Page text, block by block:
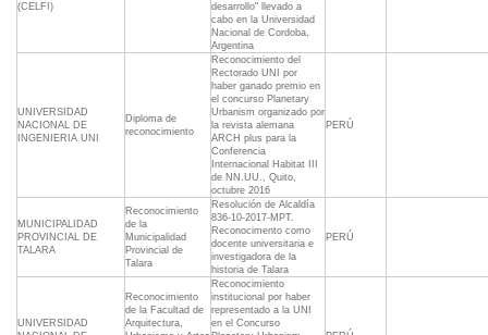
(CELFI)
desarrollo" llevado a
cabo en la Universidad
Nacional de Cordoba,
Argentina
UNIVERSIDAD
NACIONAL DE
INGENIERIA UNI
Diploma de
reconocimiento
Reconocimiento del
Rectorado UNI por
haber ganado premio en
el concurso Planetary
Urbanism organizado por
la revista alemana
ARCH plus para la
Conferencia
Internacional Habitat III
de NN.UU., Quito,
octubre 2016
PERÚ
MUNICIPALIDAD
PROVINCIAL DE
TALARA
Reconocimiento
de la
Municipalidad
Provincial de
Talara
Resolución de Alcaldía
836-10-2017-MPT.
Reconocimento como
docente universitaria e
investigadora de la
historia de Talara
PERÚ
UNIVERSIDAD
Reconocimiento
de la Facultad de
Arquitectura,
Reconocimiento
institucional por haber
representado a la UNI
en el Concurso